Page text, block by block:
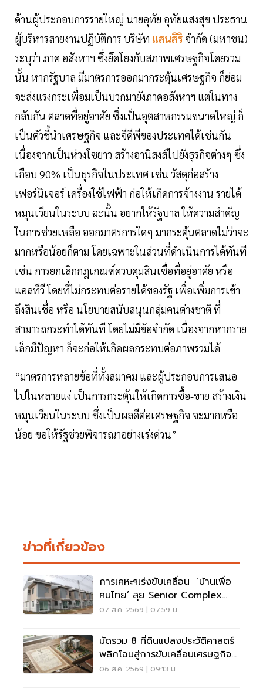
ด้านผู้ประกอบการรายใหญ่ นายอุทัย อุทัยแสงสุข ประธาน
ผู้บริหารสายงานปฏิบัติการ บริษัท แสนสิริ จำกัด (มหาชน)
ระบุว่า ภาค อสังหาฯ ซึ่งยึดโยงกับสภาพเศรษฐกิจโดยรวม
นั้น หากรัฐบาล มีมาตรการออกมากระตุ้นเศรษฐกิจ ก็ย่อม
จะส่งแรงกระเพื่อมเป็นบวกมายังภาคอสังหาฯ แต่ในทาง
กลับกัน ตลาดที่อยู่อาศัย ซึ่งเป็นอุตสาหกรรมขนาดใหญ่ ก็
เป็นตัวชี้นำเศรษฐกิจ และจีดีพีของประเทศได้เช่นกัน
เนื่องจากเป็นห่วงโซยาว สร้างอานิสงส์ไปยังธุรกิจต่างๆ ซึ่ง
เกือบ 90% เป็นธุรกิจในประเทศ เช่น วัสดุก่อสร้าง
เฟอร์นิเจอร์ เครื่องใช้ไฟฟ้า ก่อให้เกิดการจ้างงาน รายได้
หมุนเวียนในระบบ ฉะนั้น อยากให้รัฐบาล ให้ความสำคัญ
ในการช่วยเหลือ ออกมาตรการใดๆ มากระตุ้นตลาดไม่ว่าจะ
มากหรือน้อยก็ตาม โดยเฉพาะในส่วนที่ดำเนินการได้ทันที
เช่น การยกเลิกกฎเกณฑ์ควบคุมสินเชื่อที่อยู่อาศัย หรือ
แอลทีวี โดยที่ไม่กระทบต่อรายได้ของรัฐ เพื่อเพิ่มการเข้า
ถึงสินเชื่อ หรือ นโยบายสนับสนุนกลุ่มคนต่างชาติ ที่
สามารถกระทำได้ทันที โดยไม่มีข้อจำกัด เนื่องจากหากราย
เล็กมีปัญหา ก็จะก่อให้เกิดผลกระทบต่อภาพรวมได้
“มาตรการหลายข้อที่ทั้งสมาคม และผู้ประกอบการเสนอ
ไปในหลายแง่ เป็นการกระตุ้นให้เกิดการซื้อ-ขาย สร้างเงิน
หมุนเวียนในระบบ ซึ่งเป็นผลดีต่อเศรษฐกิจ จะมากหรือ
น้อย ขอให้รัฐช่วยพิจารณาอย่างเร่งด่วน”
ข่าวที่เกี่ยวข้อง
การเคหะฯเร่งขับเคลื่อน ‘บ้านเพื่อ
คนไทย’ ลุย Senior Complex
ฟื้นฟูเมือง
07 ส.ค. 2569 | 07:59 น.
มัดรวม 8 ที่ดินแปลงประวัติศาสตร์
พลิกโฉมสู่การขับเคลื่อนเศรษฐกิจ
เมือง
06 ส.ค. 2569 | 09:13 น.